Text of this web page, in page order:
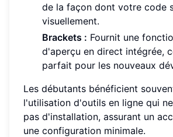
de la façon dont votre code
visuellement.
Brackets : Fournit une
d'aperçu en direct intégrée,
parfait pour les nouveaux
Les débutants bénéficient
l'utilisation d'outils en ligne qui
pas d'installation, assurant un
une configuration minimale.